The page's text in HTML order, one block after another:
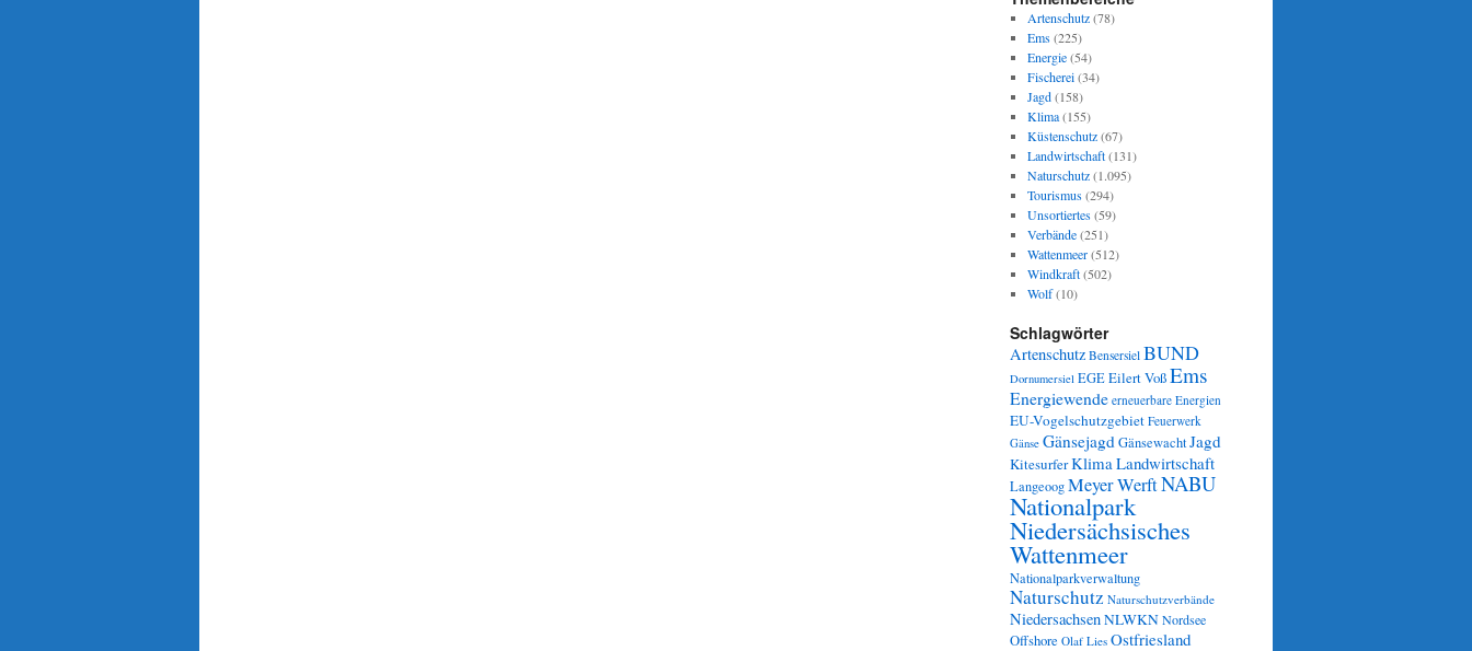
Artenschutz(78)
Ems(225)
Energie(54)
Fischerei(34)
Jagd(158)
Klima(155)
Küstenschutz(67)
Landwirtschaft(131)
Naturschutz(1.095)
Tourismus(294)
Unsortiertes(59)
Verbände(251)
Wattenmeer(512)
Windkraft(502)
Wolf(10)
Schlagwörter
Artenschutz Bensersiel BUND
Dornumersiel EGEEilert VoßEms
Energiewende erneuerbare Energien
EU-Vogelschutzgebiet Feuerwerk
Gänse GänsejagdGänsewachtJagd
KitesurferKlimaLandwirtschaft
LangeoogMeyer WerftNABU
Nationalpark
Niedersächsisches
Wattenmeer
Nationalparkverwaltung
Naturschutz Naturschutzverbände
NiedersachsenNLWKNNordsee
Offshore Olaf Lies Ostfriesland